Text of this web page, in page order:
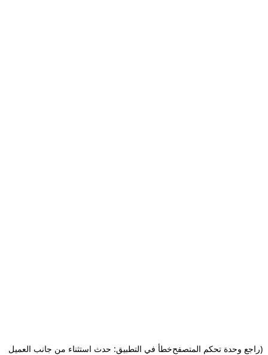
خطأ في التطبيق: حدث استثناء من جانب العميل(راجع وحدة تحكم المتصفح